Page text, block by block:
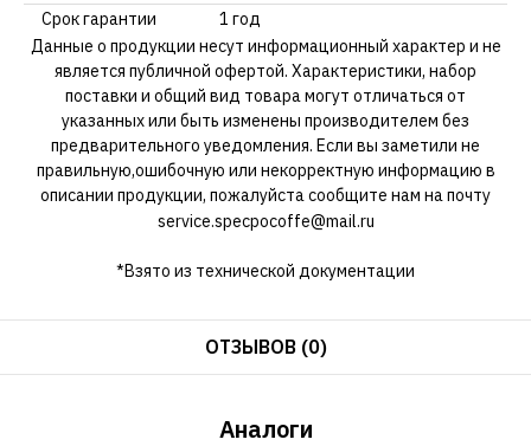
Срок гарантии
1 год
Данные о продукции несут информационный характер и не
является публичной офертой. Характеристики, набор
поставки и общий вид товара могут отличаться от
указанных или быть изменены производителем без
предварительного уведомления. Если вы заметили не
правильную,ошибочную или некорректную информацию в
описании продукции, пожалуйста сообщите нам на почту
service.specpocoffe@mail.ru
*Взято из технической документации
ОТЗЫВОВ (0)
Аналоги